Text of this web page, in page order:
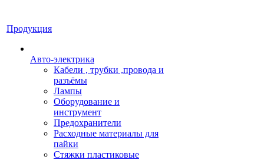
Продукция
Авто-электрика
Кабели , трубки ,провода и
разъёмы
Лампы
Оборудование и
инструмент
Предохранители
Расходные материалы для
пайки
Стяжки пластиковые